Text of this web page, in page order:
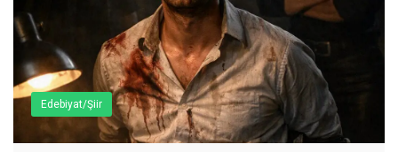
Edebiyat/Şiir